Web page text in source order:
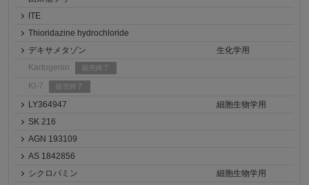
ITE
Thioridazine hydrochloride
デキサメタゾン
生化学用
Kartogenin
販売終了
KI-7 販売終了
LY364947
細胞生物学用
SK 216
AGN 193109
AS 1842856
シクロパミン
細胞生物学用